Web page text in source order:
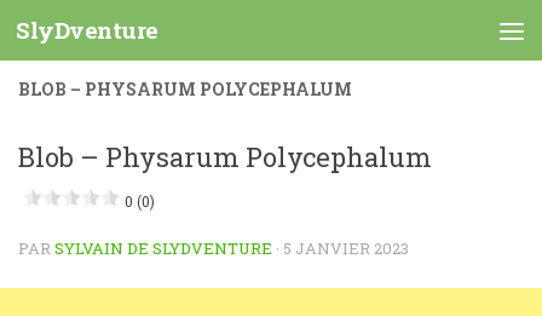
Skip to content
SlyDventure
BLOB – PHYSARUM POLYCEPHALUM
Blob – Physarum Polycephalum
0 (0)
PARSYLVAIN DE SLYDVENTURE · 5 JANVIER 2023